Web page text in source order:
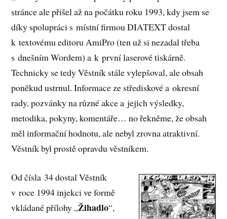
stránce ale přišel až na počátku roku 1993, kdy jsem se
díky spolupráci s místní firmou DIATEXT dostal
k textovému editoru AmiPro (ten už si nezadal třeba
s dnešním Wordem) a k první laserové tiskárně.
Technicky se tedy Věstník stále vylepšoval, ale obsah
poněkud ustrnul. Informace ze střediskové a okresní
rady, pozvánky na různé akce a jejich výsledky,
metodika, pokyny, komentáře… no řekněme, že obsah
měl informační hodnotu, ale nebyl zrovna atraktivní.
Věstník byl prostě opravdu věstníkem.
Od čísla 34 dostal Věstník
v roce 1994 injekci ve formě
vkládané přílohy „Žihadlo“,